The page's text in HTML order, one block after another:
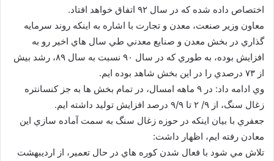
اختصاص داده شده كه در سال ۹۲ اتفاق خواهد افتاد.
معاون وزير صنعت، معدن و تجارت با اشاره به اينكه روند سرمايه
گذاري در بخش معدن و صنايع معدني طي سال هاي اخير رو به
افزايش بوده، به طوري كه در سال ۹۰ نسبت به سال ۸۹، رشد بيش
از ۷۳ درصدي را در اين بخش شاهد بوده ايم.
وي ادامه داد: در ۹ ماهه امسال، در تمام بخش ها به جز كنسانتره
زغال سنگ، از ۹/ ۲ تا ۹/۹ درصد افزايش توليد داشته ايم.
جعفري با بيان اينكه در حوزه زغال سنگ به سمت آماده سازي اين
معادن رفته ايم، اظهار داشت:
تلاش مي شود با فعال شدن كوره هاي در حال تعمير، از ارديبهشت